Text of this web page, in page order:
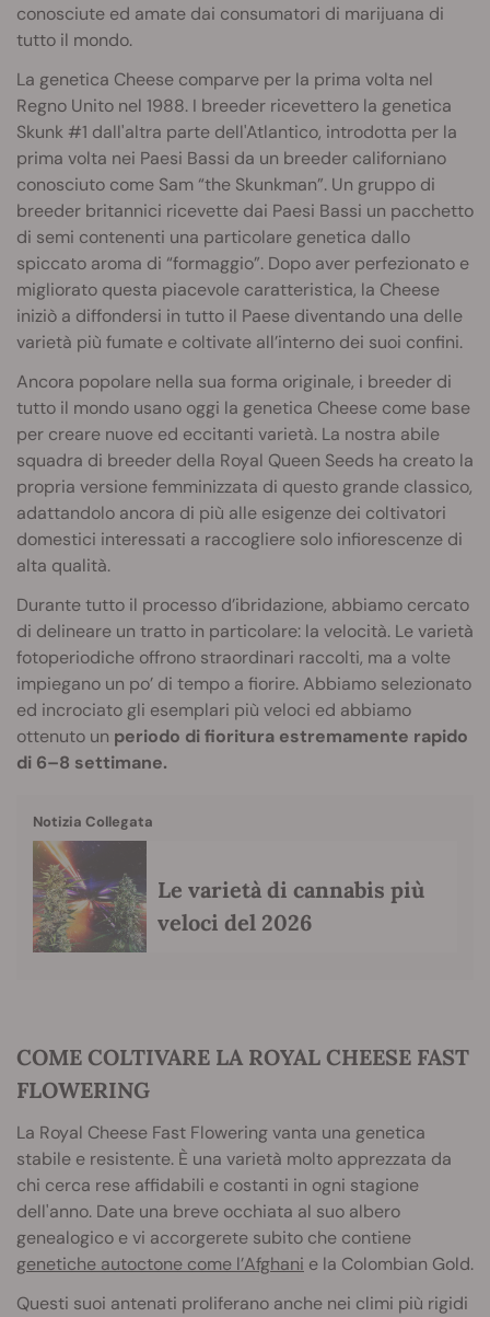
conosciute ed amate dai consumatori di marijuana di
tutto il mondo.
La genetica Cheese comparve per la prima volta nel
Regno Unito nel 1988. I breeder ricevettero la genetica
Skunk #1 dall'altra parte dell'Atlantico, introdotta per la
prima volta nei Paesi Bassi da un breeder californiano
conosciuto come Sam “the Skunkman”. Un gruppo di
breeder britannici ricevette dai Paesi Bassi un pacchetto
di semi contenenti una particolare genetica dallo
spiccato aroma di “formaggio”. Dopo aver perfezionato e
migliorato questa piacevole caratteristica, la Cheese
iniziò a diffondersi in tutto il Paese diventando una delle
varietà più fumate e coltivate all’interno dei suoi confini.
Ancora popolare nella sua forma originale, i breeder di
tutto il mondo usano oggi la genetica Cheese come base
per creare nuove ed eccitanti varietà. La nostra abile
squadra di breeder della Royal Queen Seeds ha creato la
propria versione femminizzata di questo grande classico,
adattandolo ancora di più alle esigenze dei coltivatori
domestici interessati a raccogliere solo infiorescenze di
alta qualità.
Durante tutto il processo d’ibridazione, abbiamo cercato
di delineare un tratto in particolare: la velocità. Le varietà
fotoperiodiche offrono straordinari raccolti, ma a volte
impiegano un po’ di tempo a fiorire. Abbiamo selezionato
ed incrociato gli esemplari più veloci ed abbiamo
ottenuto un periodo di fioritura estremamente rapido
di 6–8 settimane.
Notizia Collegata
Le varietà di cannabis più
veloci del 2026
COME COLTIVARE LA ROYAL CHEESE FAST
FLOWERING
La Royal Cheese Fast Flowering vanta una genetica
stabile e resistente. È una varietà molto apprezzata da
chi cerca rese affidabili e costanti in ogni stagione
dell'anno. Date una breve occhiata al suo albero
genealogico e vi accorgerete subito che contiene
genetiche autoctone come l’Afghani e la Colombian Gold.
Questi suoi antenati proliferano anche nei climi più rigidi